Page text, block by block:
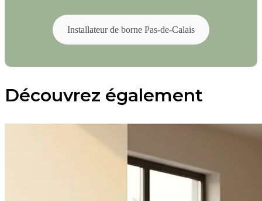
Installateur de borne Pas-de-Calais
Découvrez également